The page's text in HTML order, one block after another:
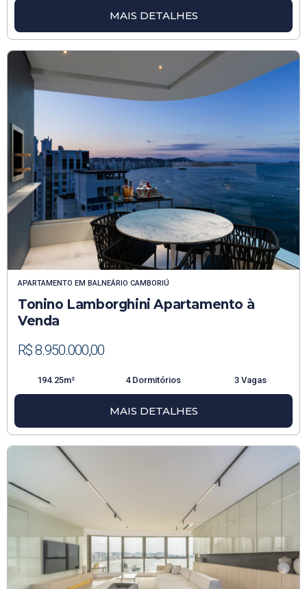
MAIS DETALHES
APARTAMENTO EM BALNEÁRIO CAMBORIÚ
Tonino Lamborghini Apartamento à
Venda
R$ 8.950.000,00
194.25m² 4 Dormitórios 3 Vagas
MAIS DETALHES